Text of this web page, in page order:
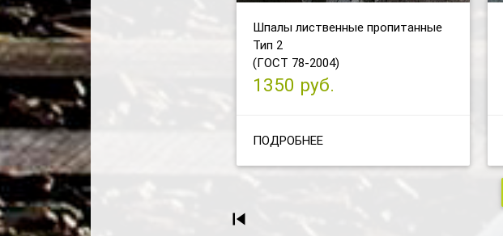
Шпалы лиственные пропитанные
Тип 2
(ГОСТ 78-2004)
1350 руб.
ПОДРОБНЕЕ
skip_previous